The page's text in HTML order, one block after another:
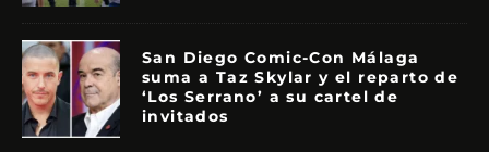
San Diego Comic-Con Málaga
suma a Taz Skylar y el reparto de
‘Los Serrano’ a su cartel de
invitados